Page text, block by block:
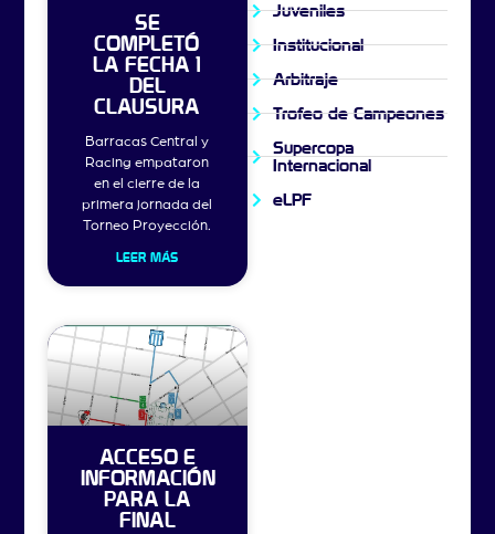
SE
COMPLETÓ
LA FECHA 1
DEL
CLAUSURA
Barracas Central y
Racing empataron
en el cierre de la
primera jornada del
Torneo Proyección.
LEER MÁS
ACCESO E
INFORMACIÓN
PARA LA
FINAL
Juveniles
Institucional
Arbitraje
Trofeo de Campeones
Supercopa
Internacional
eLPF